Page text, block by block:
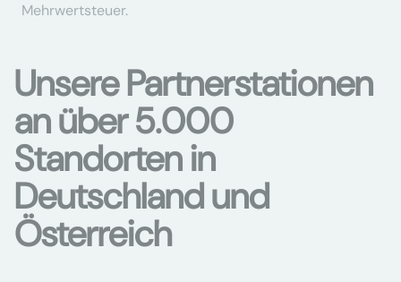
Mehrwertsteuer.
Unsere Partnerstationen
an über 5.000
Standorten in
Deutschland und
Österreich